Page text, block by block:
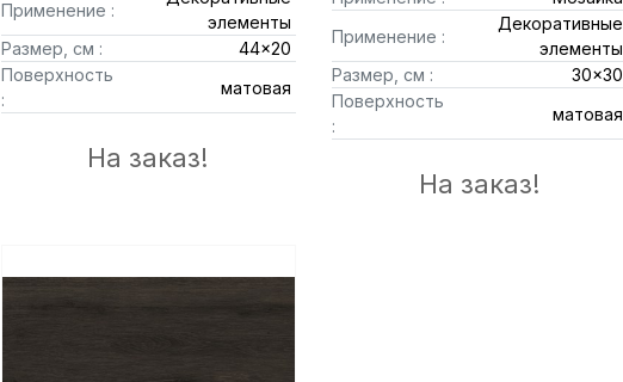
Применение :
элементы
Размер, см :
44x20
Поверхность
:
матовая
На заказ!
Применение :
Декоративные
элементы
Размер, см :
30x30
Поверхность
:
матовая
На заказ!